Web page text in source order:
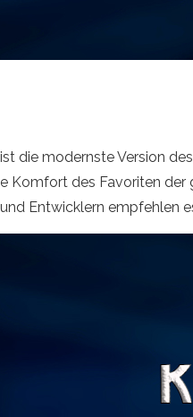
die modernste Version
Komfort des Favoriten der
Entwicklern empfehlen